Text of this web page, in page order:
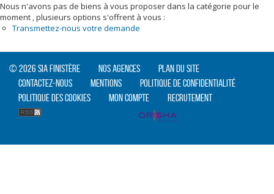
Nous n'avons pas de biens à vous proposer dans la catégorie pour le
moment , plusieurs options s'offrent à vous :
Transmettez-nous votre demande
© 2026 SIA Finistère Nos agences
Plan du site
Contactez-nous
Mentions
Politique de confidentialité
Politique des cookies
Mon compte Recrutement